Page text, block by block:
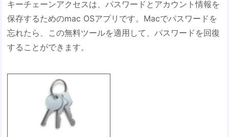
キーチェーンアクセスは、パスワードとアカウント情報を
保存するためのmac OSアプリです。Macでパスワードを
忘れたら、この無料ツールを適用して、パスワードを回復
することができます。